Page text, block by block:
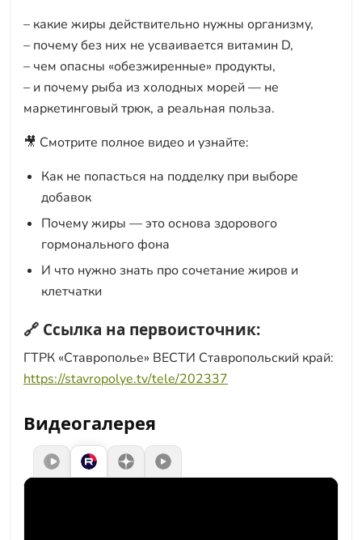
– какие жиры действительно нужны организму,
– почему без них не усваивается витамин D,
– чем опасны «обезжиренные» продукты,
– и почему рыба из холодных морей — не
маркетинговый трюк, а реальная польза.
🎥 Смотрите полное видео и узнайте:
Как не попасться на подделку при выборе
добавок
Почему жиры — это основа здорового
гормонального фона
И что нужно знать про сочетание жиров и
клетчатки
🔗 Ссылка на первоисточник:
ГТРК «Ставрополье» ВЕСТИ Ставропольский край:
https://stavropolye.tv/tele/202337
Видеогалерея